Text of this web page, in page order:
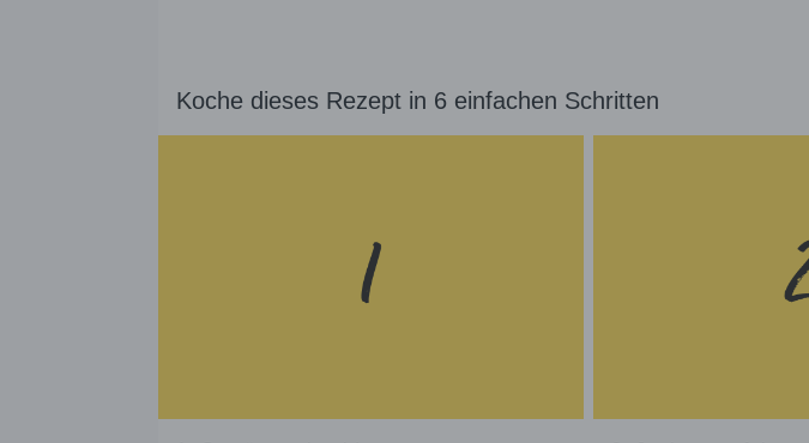
Koche dieses Rezept in 6 einfachen Schritten